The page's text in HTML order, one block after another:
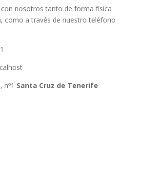
nosotros tanto de forma física
como a través de nuestro teléfono
nº1 Santa Cruz de Tenerife